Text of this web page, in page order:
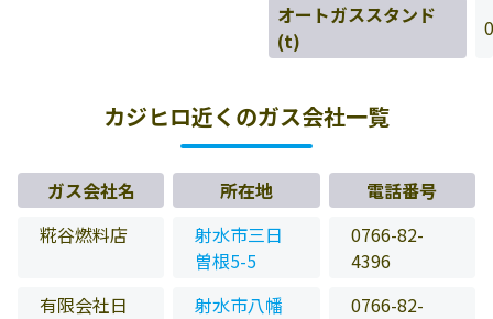
オートガススタンド
(t)
0
カジヒロ近くのガス会社一覧
ガス会社名 所在地
電話番号
糀谷燃料店
射水市三日
曽根5-5
0766-82-
4396
有限会社日
射水市八幡
0766-82-